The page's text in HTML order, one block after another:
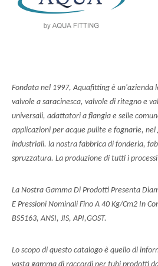
Fondata nel 1997, Aquafitting è un'azienda
valvole a saracinesca, valvole di ritegno e
universali, adattatori a flangia e selle
applicazioni per acque pulite e fognarie, nel
industriali. la nostra fabbrica di fonderia,
spruzzatura. La produzione di tutti i
La Nostra Gamma Di Prodotti Presenta
E Pressioni Nominali Fino A 40 Kg/Cm2 In
BS5163, ANSI, JIS, API,GOST.
Lo scopo di questo catalogo è quello di